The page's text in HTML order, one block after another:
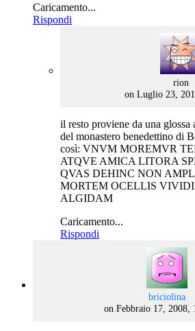
Caricamento...
Rispondi
rion
on Luglio 23,
il resto proviene da una
del monastero benedettino di
così: VNVM MOREMVR
ATQVE AMICA LITORA
QVAS DEHINC NON
MORTEM OCELLIS
ALGIDAM
Caricamento...
Rispondi
briciolina
on Febbraio 17, 2008,